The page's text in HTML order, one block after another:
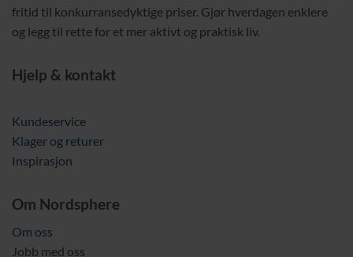
fritid til konkurransedyktige priser. Gjør hverdagen enklere
og legg til rette for et mer aktivt og praktisk liv.
Hjelp & kontakt
Kundeservice
Klager og returer
Inspirasjon
Om Nordsphere
Om oss
Jobb med oss